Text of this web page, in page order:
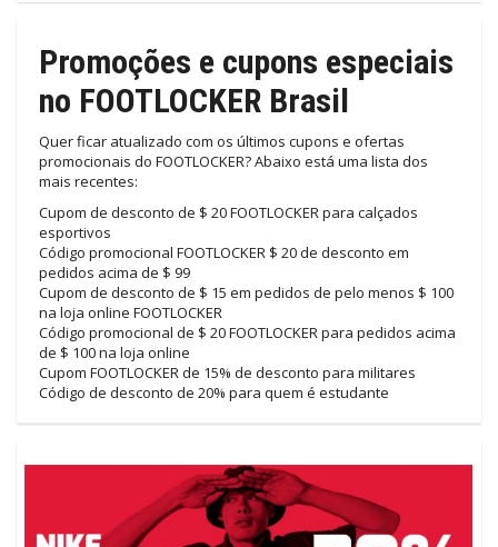
Promoções e cupons especiais
no FOOTLOCKER Brasil
Quer ficar atualizado com os últimos cupons e ofertas
promocionais do FOOTLOCKER? Abaixo está uma lista dos
mais recentes:
Cupom de desconto de $ 20 FOOTLOCKER para calçados
esportivos
Código promocional FOOTLOCKER $ 20 de desconto em
pedidos acima de $ 99
Cupom de desconto de $ 15 em pedidos de pelo menos $ 100
na loja online FOOTLOCKER
Código promocional de $ 20 FOOTLOCKER para pedidos acima
de $ 100 na loja online
Cupom FOOTLOCKER de 15% de desconto para militares
Código de desconto de 20% para quem é estudante